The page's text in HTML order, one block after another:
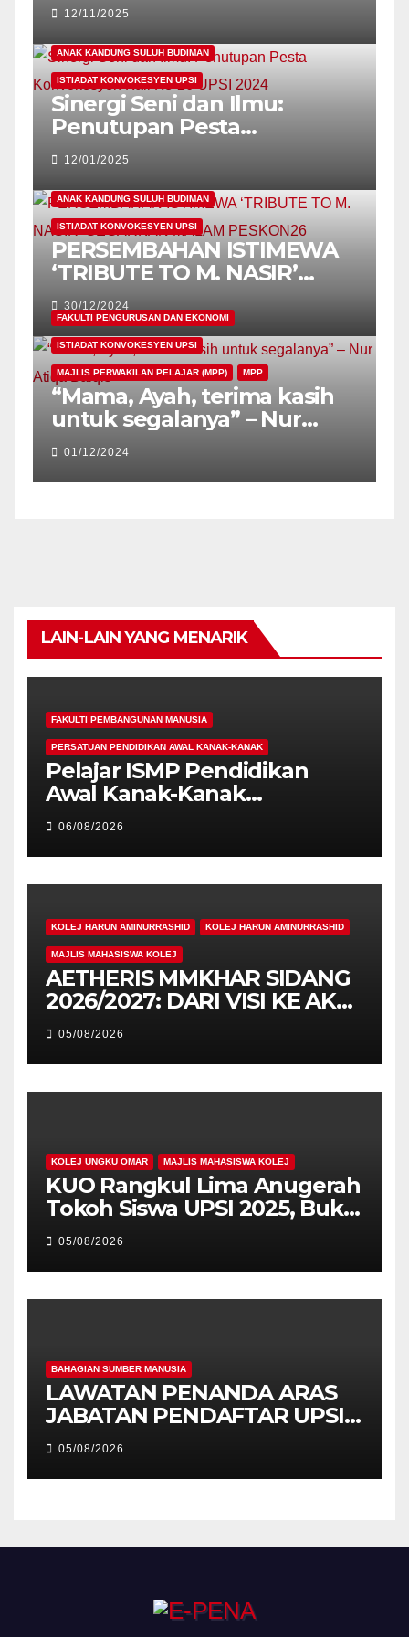
12/11/2025
ANAK KANDUNG SULUH BUDIMAN
ISTIADAT KONVOKESYEN UPSI
Sinergi Seni dan Ilmu:
Penutupan Pesta
Konvokesyen Kali Ke-26
UPSI 2024
12/01/2025
ANAK KANDUNG SULUH BUDIMAN
ISTIADAT KONVOKESYEN UPSI
PERSEMBAHAN ISTIMEWA
‘TRIBUTE TO M. NASIR’
GEGARKAN MALAM
PESKON26
30/12/2024
FAKULTI PENGURUSAN DAN EKONOMI
ISTIADAT KONVOKESYEN UPSI
MAJLIS PERWAKILAN PELAJAR (MPP) MPP
“Mama, Ayah, terima kasih
untuk segalanya” – Nur
Atiqa Balqis
01/12/2024
LAIN-LAIN YANG MENARIK
FAKULTI PEMBANGUNAN MANUSIA
PERSATUAN PENDIDIKAN AWAL KANAK-KANAK
Pelajar ISMP Pendidikan
Awal Kanak-Kanak
Cemerlang Raih
Pengiktirafan Antarabangsa
di IAM2026
06/08/2026
KOLEJ HARUN AMINURRASHID KOLEJ HARUN AMINURRASHID
MAJLIS MAHASISWA KOLEJ
AETHERIS MMKHAR SIDANG
2026/2027: DARI VISI KE AKSI,
MEMBINA LEGASI GENERASI
PEMIMPIN
05/08/2026
KOLEJ UNGKU OMAR MAJLIS MAHASISWA KOLEJ
KUO Rangkul Lima Anugerah
Tokoh Siswa UPSI 2025, Bukti
Kecemerlangan Mahasiswa
Holistik
05/08/2026
BAHAGIAN SUMBER MANUSIA
LAWATAN PENANDA ARAS
JABATAN PENDAFTAR UPSI
KE JABATAN PENDAFTAR
UniSZA – PERKUKUH
KERJASAMA STRATEGIK
05/08/2026